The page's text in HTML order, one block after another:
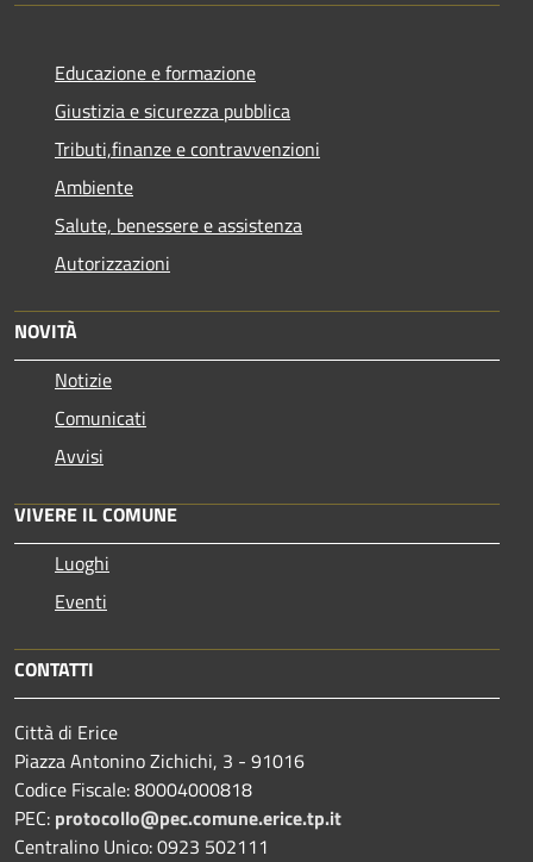
Educazione e formazione
Giustizia e sicurezza pubblica
Tributi,finanze e contravvenzioni
Ambiente
Salute, benessere e assistenza
Autorizzazioni
NOVITÀ
Notizie
Comunicati
Avvisi
VIVERE IL COMUNE
Luoghi
Eventi
CONTATTI
Città di Erice
Piazza Antonino Zichichi, 3 - 91016
Codice Fiscale: 80004000818
PEC: protocollo@pec.comune.erice.tp.it
Centralino Unico: 0923 502111